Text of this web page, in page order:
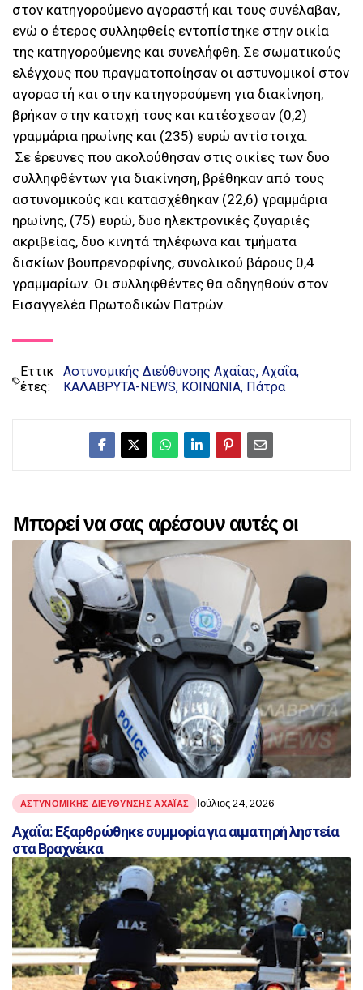
στον κατηγορούμενο αγοραστή και τους συνέλαβαν,
ενώ ο έτερος συλληφθείς εντοπίστηκε στην οικία
της κατηγορούμενης και συνελήφθη. Σε σωματικούς
ελέγχους που πραγματοποίησαν οι αστυνομικοί στον
αγοραστή και στην κατηγορούμενη για διακίνηση,
βρήκαν στην κατοχή τους και κατέσχεσαν (0,2)
γραμμάρια ηρωίνης και (235) ευρώ αντίστοιχα.
Σε έρευνες που ακολούθησαν στις οικίες των δυο
συλληφθέντων για διακίνηση, βρέθηκαν από τους
αστυνομικούς και κατασχέθηκαν (22,6) γραμμάρια
ηρωίνης, (75) ευρώ, δυο ηλεκτρονικές ζυγαριές
ακριβείας, δυο κινητά τηλέφωνα και τμήματα
δισκίων βουπρενορφίνης, συνολικού βάρους 0,4
γραμμαρίων. Οι συλληφθέντες θα οδηγηθούν στον
Εισαγγελέα Πρωτοδικών Πατρών.
Εττικ
έτες:
Αστυνομικής Διεύθυνσης Αχαΐας Αχαΐα
ΚΑΛΑΒΡΥΤΑ-NEWS ΚΟΙΝΩΝΙΑ Πάτρα
Μπορεί να σας αρέσουν αυτές οι
αναρτήσεις
ΑΣΤΥΝΟΜΙΚΉΣ ΔΙΕΎΘΥΝΣΗΣ ΑΧΑΪ́ΑΣ Ιούλιος 24, 2026
Αχαΐα: Εξαρθρώθηκε συμμορία για αιματηρή ληστεία
στα Βραχνέικα